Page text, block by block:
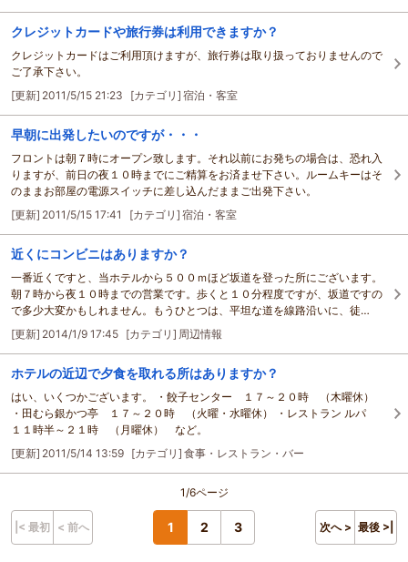
クレジットカードや旅行券は利用できますか？
クレジットカードはご利用頂けますが、旅行券は取り扱っておりませんので
ご了承下さい。
[更新] 2011/5/15 21:23 [カテゴリ] 宿泊・客室
早朝に出発したいのですが・・・
フロントは朝７時にオープン致します。それ以前にお発ちの場合は、恐れ入
りますが、前日の夜１０時までにご精算をお済ませ下さい。ルームキーはそ
のままお部屋の電源スイッチに差し込んだままご出発下さい。
[更新] 2011/5/15 17:41 [カテゴリ] 宿泊・客室
近くにコンビニはありますか？
一番近くですと、当ホテルから５００ｍほど坂道を登った所にございます。
朝７時から夜１０時までの営業です。歩くと１０分程度ですが、坂道ですの
で多少大変かもしれません。もうひとつは、平坦な道を線路沿いに、徒…
[更新] 2014/1/9 17:45 [カテゴリ] 周辺情報
ホテルの近辺で夕食を取れる所はありますか？
はい、いくつかございます。 ・餃子センター １７～２０時 （木曜休）
・田むら銀かつ亭 １７～２０時 （火曜・水曜休） ・レストラン ルパ
１１時半～２１時 （月曜休） など。
[更新] 2011/5/14 13:59 [カテゴリ] 食事・レストラン・バー
1/6ページ
|< 最初 < 前へ 1 2 3 次へ > 最後 >|